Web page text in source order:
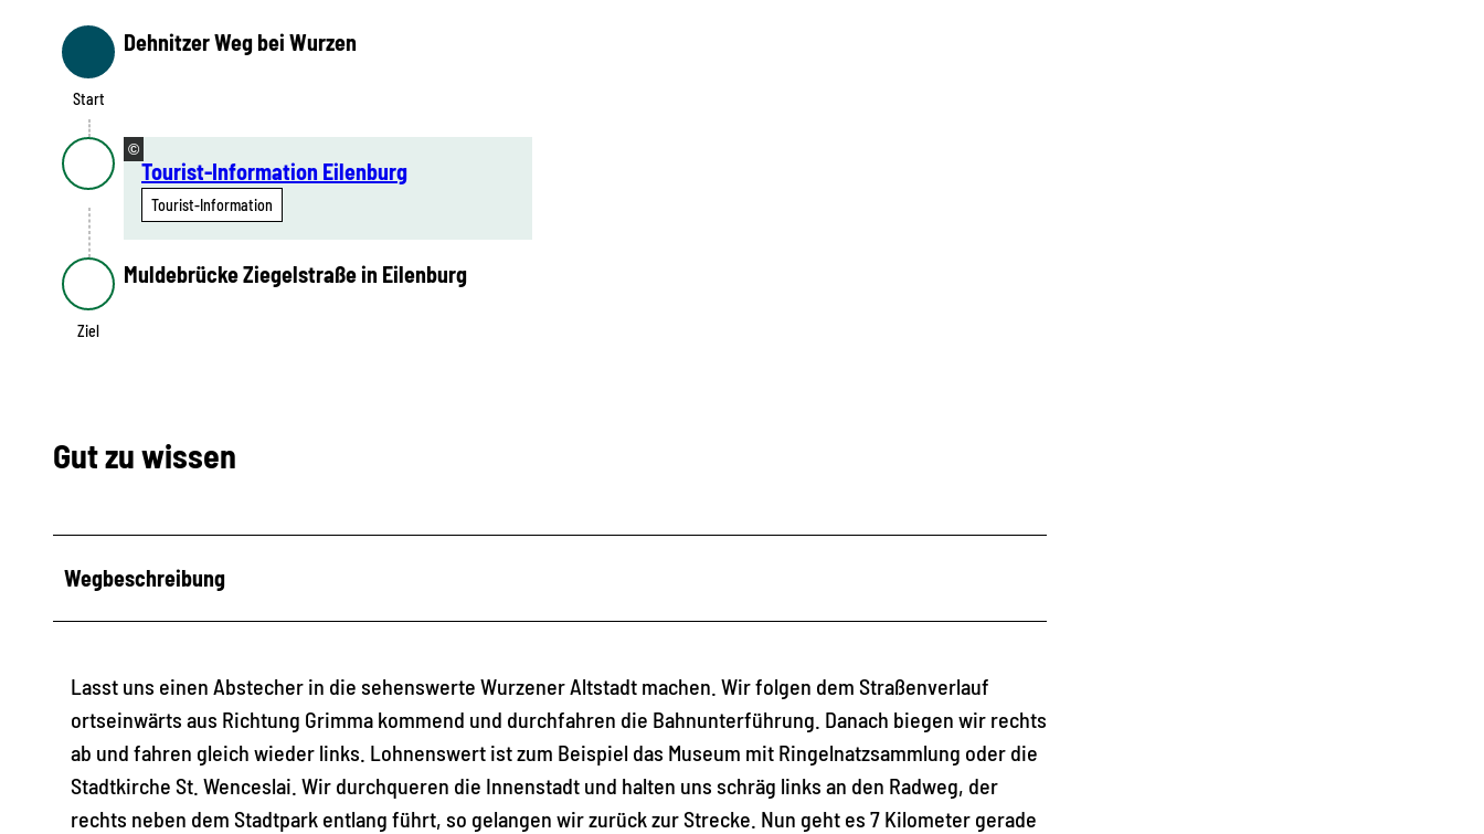
Start
Start
Dehnitzer Weg bei Wurzen
©
Tourist-Information Eilenburg
Tourist-Information
Ziel
Ziel
Muldebrücke Ziegelstraße in Eilenburg
Gut zu wissen
Wegbeschreibung
Lasst uns einen Abstecher in die sehenswerte Wurzener Altstadt machen. Wir folgen dem Straßenverlauf
ortseinwärts aus Richtung Grimma kommend und durchfahren die Bahnunterführung. Danach biegen wir rechts
ab und fahren gleich wieder links. Lohnenswert ist zum Beispiel das Museum mit Ringelnatzsammlung oder die
Stadtkirche St. Wenceslai. Wir durchqueren die Innenstadt und halten uns schräg links an den Radweg, der
rechts neben dem Stadtpark entlang führt, so gelangen wir zurück zur Strecke. Nun geht es 7 Kilometer gerade